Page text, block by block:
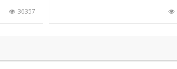
36357